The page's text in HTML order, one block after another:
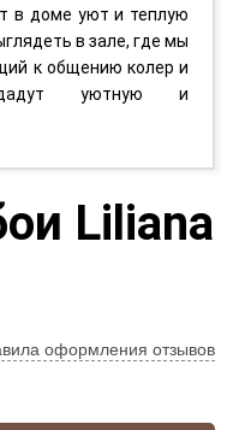
в доме уют и теплую
в зале, где мы
к общению колер и
уютную и
Liliana
оформления отзывов